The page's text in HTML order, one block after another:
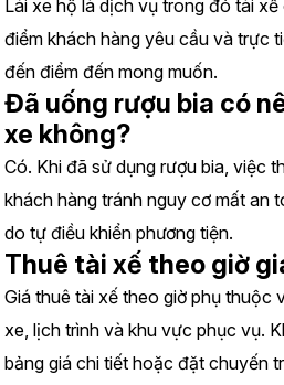
Lái xe hộ là dịch vụ trong đó tài
điểm khách hàng yêu cầu và trực
đến điểm đến mong muốn.
Đã uống rượu bia có
xe không?
Có. Khi đã sử dụng rượu bia, việc
khách hàng tránh nguy cơ mất an
do tự điều khiển phương tiện.
Thuê tài xế theo giờ
Giá thuê tài xế theo giờ phụ thuộc
xe, lịch trình và khu vực phục vụ.
bảng giá chi tiết hoặc đặt chuyến